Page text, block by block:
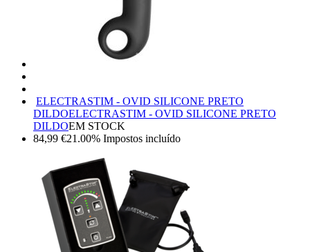
ELECTRASTIM - OVID SILICONE PRETO
DILDOELECTRASTIM - OVID SILICONE PRETO
DILDOEM STOCK
84,99 €21.00% Impostos incluído